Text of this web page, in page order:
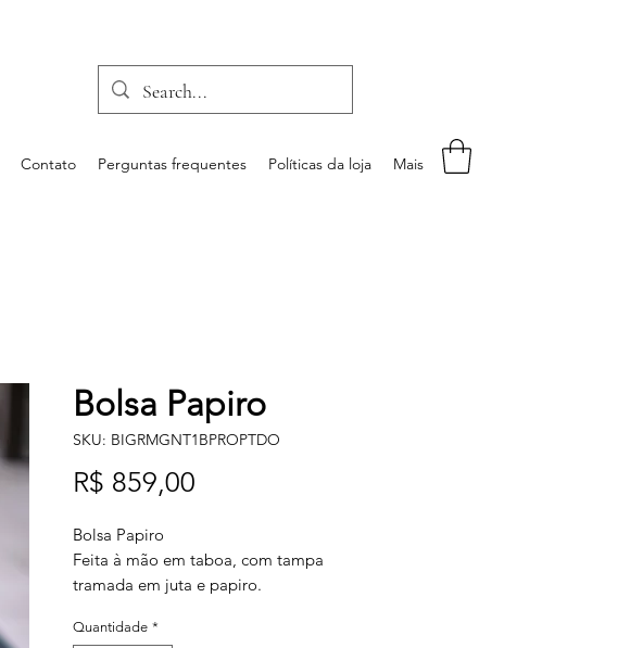
Contato Perguntas frequentes Políticas da loja Mais
Bolsa Papiro
SKU: BIGRMGNT1BPROPTDO
R$ 859,00
Bolsa Papiro
Feita à mão em taboa, com tampa
tramada em juta e papiro.
Quantidade *